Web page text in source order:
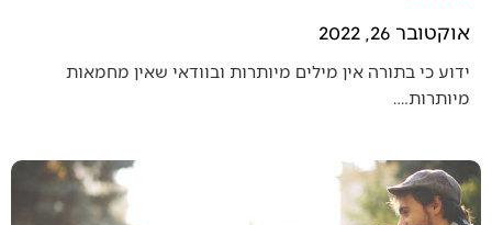
אוקטובר 26, 2022
ידוע כי בתורה אין מילים מיותרות ובוודאי שאין מחמאות
מיותרות.…